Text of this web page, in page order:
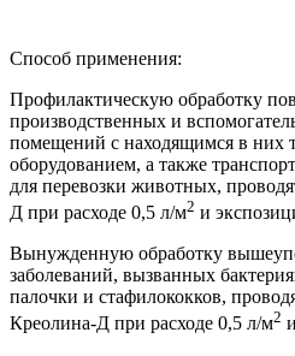
Способ применения:
Профилактическую обработку
производственных и
помещений с находящимся в них
оборудованием, а также
для перевозки животных,
Д при расходе 0,5 л/м2 и
Вынужденную обработку
заболеваний, вызванных
палочки и стафилококков,
Креолина-Д при расходе 0,5 л/м2